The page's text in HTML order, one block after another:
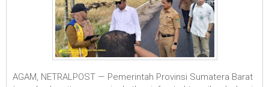
AGAM, NETRALPOST — Pemerintah Provinsi Sumatera Barat